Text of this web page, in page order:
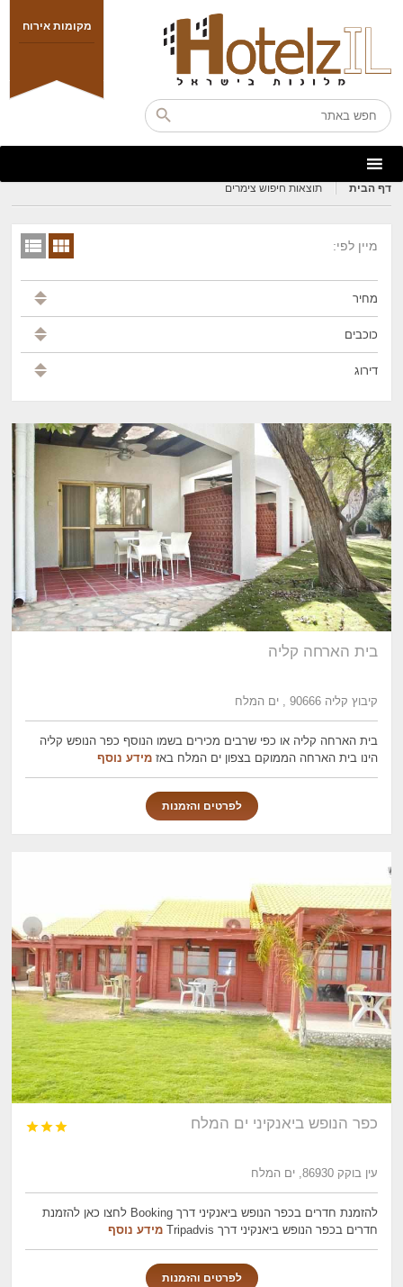
מקומות אירוח
דף הבית תוצאות חיפוש צימרים
מיין לפי:
מחיר
כוכבים
דירוג
בית הארחה קליה
קיבוץ קליה 90666 , ים המלח
בית הארחה קליה או כפי שרבים מכירים בשמו הנוסף כפר הנופש קליה
הינו בית הארחה הממוקם בצפון ים המלח באזמידע נוסף
לפרטים והזמנות
כפר הנופש ביאנקיני ים המלח 


עין בוקק 86930, ים המלח
להזמנת חדרים בכפר הנופש ביאנקיני דרך Booking לחצו כאן להזמנת
חדרים בכפר הנופש ביאנקיני דרך Tripadvis
מידע נוסף
לפרטים והזמנות